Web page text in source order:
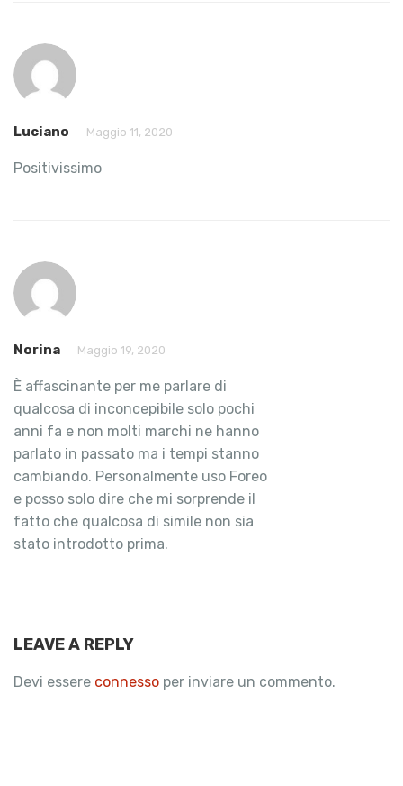
Luciano Maggio 11, 2020
Positivissimo
Norina Maggio 19, 2020
È affascinante per me parlare di
qualcosa di inconcepibile solo pochi
anni fa e non molti marchi ne hanno
parlato in passato ma i tempi stanno
cambiando. Personalmente uso Foreo
e posso solo dire che mi sorprende il
fatto che qualcosa di simile non sia
stato introdotto prima.
LEAVE A REPLY
Devi essere connesso per inviare un commento.